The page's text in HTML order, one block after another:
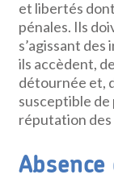
et libertés
pénales. Ils
s’agissant
ils accèdent,
détournée et,
susceptible de
réputation des